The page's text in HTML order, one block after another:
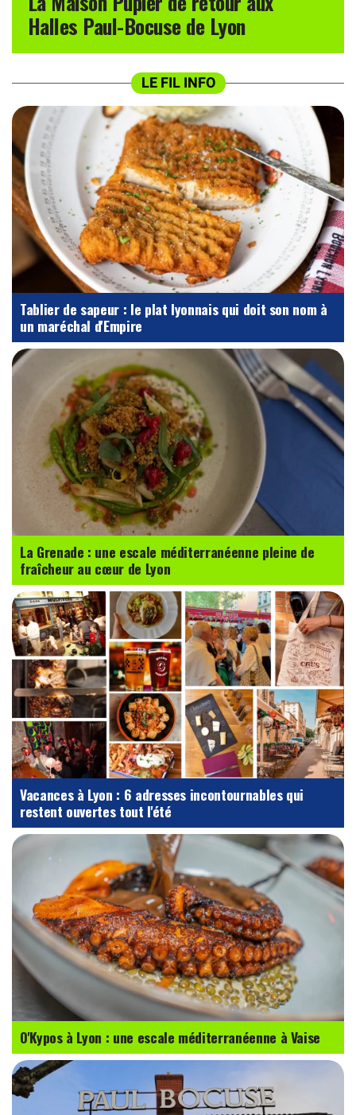
Halles Paul-Bocuse de Lyon
LE FIL INFO
Tablier de sapeur : le plat lyonnais qui doit son nom à
un maréchal d'Empire
La Grenade : une escale méditerranéenne pleine de
fraîcheur au cœur de Lyon
Vacances à Lyon : 6 adresses incontournables qui
restent ouvertes tout l'été
O'Kypos à Lyon : une escale méditerranéenne à Vaise